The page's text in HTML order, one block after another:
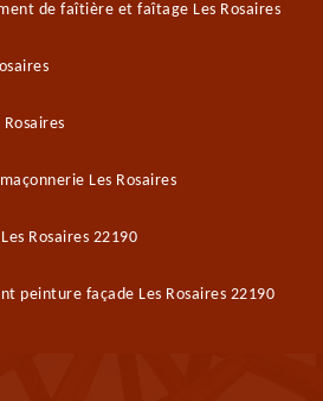
de faîtière et faîtage Les Rosaires
Les Rosaires
Rosaires 22190
peinture façade Les Rosaires 22190